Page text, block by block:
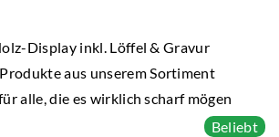
Display inkl. Löffel & Gravur
aus unserem Sortiment
alle, die es wirklich scharf mögen
Beliebt